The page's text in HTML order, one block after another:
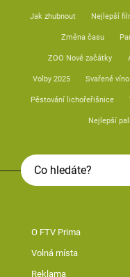
Jak zhubnout Nejlepší
Změna času
ZOO Nové začátky
Volby 2025 Svařené víno
Pěstování lichořeřišnice
Nejlepší
O FTV Prima
Volná místa
Reklama